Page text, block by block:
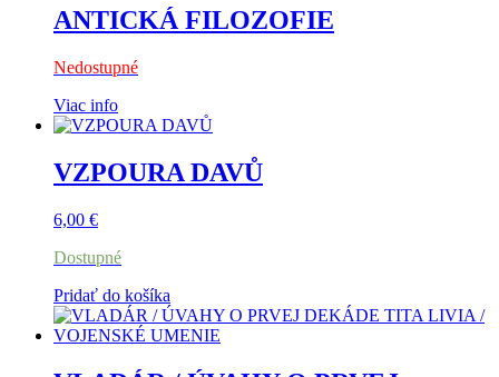
ANTICKÁ FILOZOFIE
Nedostupné
Viac info
VZPOURA DAVŮ
6,00 €
Dostupné
Pridať do košíka